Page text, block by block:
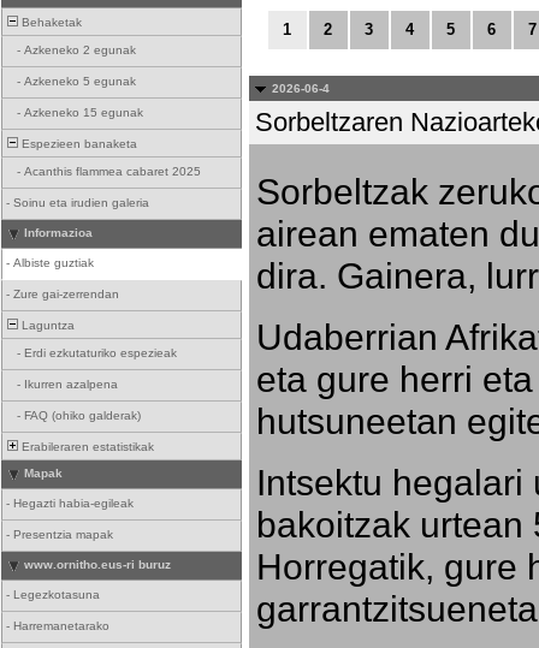
Behaketak
- Azkeneko 2 egunak
- Azkeneko 5 egunak
- Azkeneko 15 egunak
Espezieen banaketa
- Acanthis flammea cabaret 2025
- Soinu eta irudien galeria
Informazioa
- Albiste guztiak
- Zure gai-zerrendan
Laguntza
- Erdi ezkutaturiko espezieak
- Ikurren azalpena
- FAQ (ohiko galderak)
Erabileraren estatistikak
Mapak
- Hegazti habia-egileak
- Presentzia mapak
www.ornitho.eus-ri buruz
- Legezkotasuna
- Harremanetarako
1 2 3 4 5 6 7
2026-06-4
Sorbeltzaren
Sorbeltzak
airean ematen
dira. Gainera,
Udaberrian
eta gure herri
hutsuneetan
Intsektu hegalari
bakoitzak urtean
Horregatik, gure